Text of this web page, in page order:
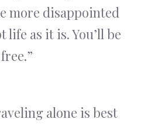
more disappointed
life as it is. You’ll be
free.”
alone is best